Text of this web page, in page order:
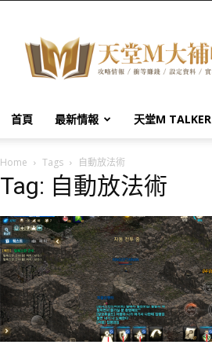
堂
M
大
帖
首頁 最新情報 天堂M TALKER
Home Tags 自動放法術
Tag: 自動放法術